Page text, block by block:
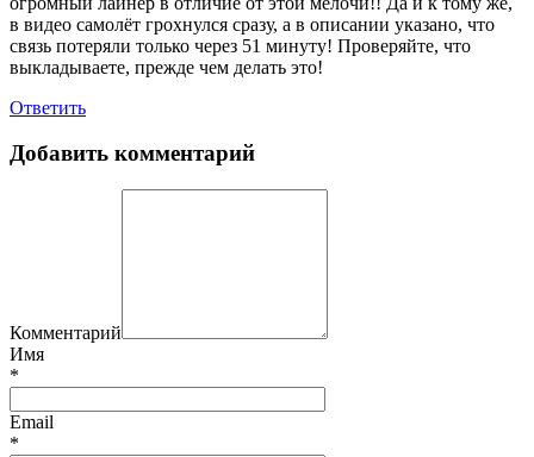
в видео самолёт грохнулся сразу, а в описании указано, что
связь потеряли только через 51 минуту! Проверяйте, что
выкладываете, прежде чем делать это!
Ответить
Добавить комментарий
Комментарий
Имя
*
Email
*